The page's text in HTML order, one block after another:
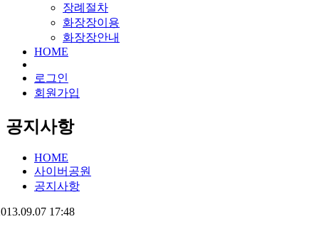
장례절차
화장장이용
화장장안내
HOME
로그인
회원가입
공지사항
HOME
사이버공원
공지사항
17:48